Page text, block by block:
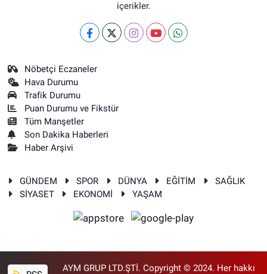
içerikler.
Nöbetçi Eczaneler
Hava Durumu
Trafik Durumu
Puan Durumu ve Fikstür
Tüm Manşetler
Son Dakika Haberleri
Haber Arşivi
GÜNDEM SPOR DÜNYA EĞİTİM
SAĞLIK
SİYASET
EKONOMİ YAŞAM
AYM GRUP LTD.ŞTİ. Copyright © 2024. Her hakkı